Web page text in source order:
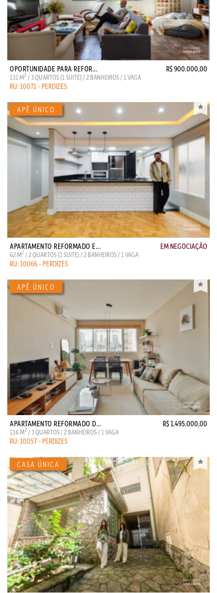
OPORTUNIDADE PARA REFOR... R$ 900.000,00
131 M2 / 3 QUARTOS (1 SUITE) / 2 BANHEIROS / 1 VAGA
RU: 10071 - PERDIZES
APARTAMENTO REFORMADO E... EM NEGOCIAÇÃO
62 M2 / 2 QUARTOS (1 SUITE) / 2 BANHEIROS / 1 VAGA
RU: 10066 - PERDIZES
APARTAMENTO REFORMADO D... R$ 1.495.000,00
116 M2 / 3 QUARTOS / 2 BANHEIROS / 1 VAGA
RU: 10057 - PERDIZES